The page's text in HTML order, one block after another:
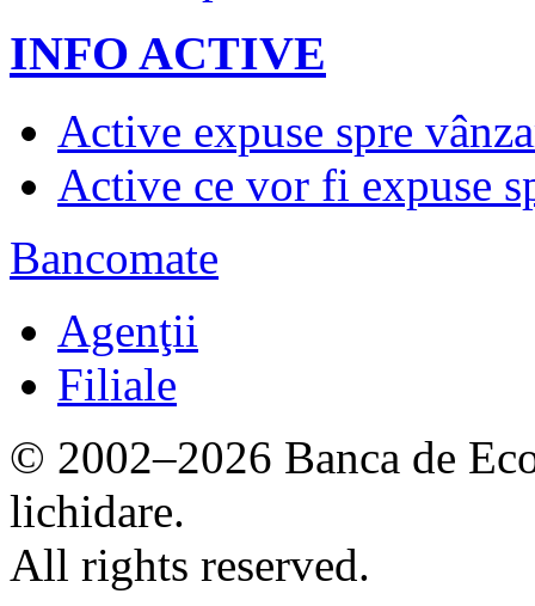
INFO ACTIVE
Active expuse spre
Active ce vor fi expuse
Bancomate
Agenţii
Filiale
© 2002–2026 Banca de
lichidare.
All rights reserved.